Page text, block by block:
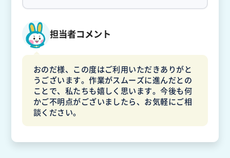
担当者コメント
おのだ様、この度はご利用いただきありがと
うございます。作業がスムーズに進んだとの
ことで、私たちも嬉しく思います。今後も何
かご不明点がございましたら、お気軽にご相
談ください。